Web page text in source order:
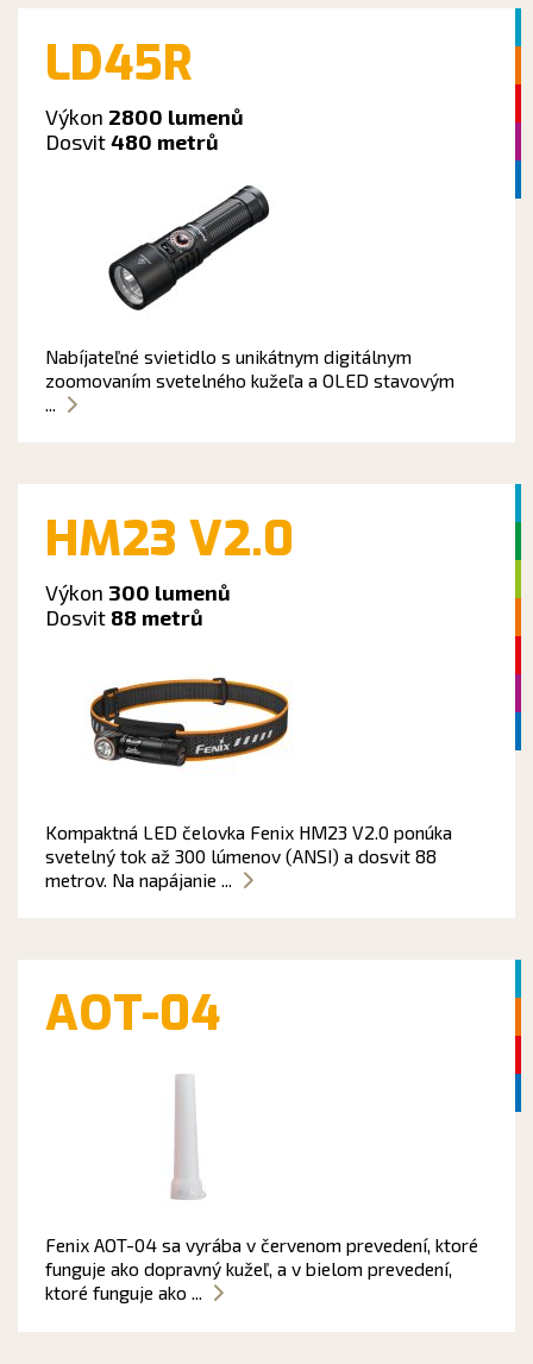
LD45R
Výkon 2800 lumenů
Dosvit480 metrů
Nabíjateľné svietidlo s unikátnym digitálnym
zoomovaním svetelného kužeľa a OLED stavovým
HM23 V2.0
Výkon 300 lumenů
Dosvit 88 metrů
Kompaktná LED čelovka Fenix HM23 V2.0 ponúka
svetelný tok až 300 lúmenov (ANSI) a dosvit 88
metrov. Na napájanie ...
AOT-04
Fenix AOT-04 sa vyrába v červenom prevedení, ktoré
funguje ako dopravný kužeľ, a v bielom prevedení,
ktoré funguje ako ...